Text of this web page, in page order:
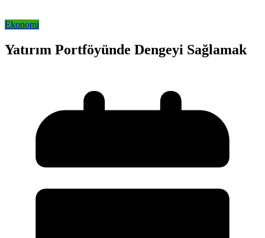
Ekonomi
Yatırım Portföyünde Dengeyi Sağlamak